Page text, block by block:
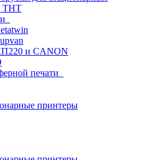
THT
и CANON
печати
принтеры